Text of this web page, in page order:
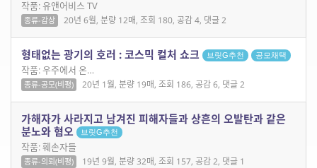
작품: 유앤어비스 TV
종류-감상 20년 6월, 분량 12매, 조회 180, 공감 4, 댓글 2
형태없는 광기의 호러 : 코스믹 컬처 쇼크 브릿G추천 공모채택
작품: 우주에서 온…
종류-공모(비평) 20년 1월, 분량 19매, 조회 186, 공감 6, 댓글 2
가해자가 사라지고 남겨진 피해자들과 상흔의 오발탄과 같은
분노와 혐오
브릿G추천
작품: 훼손자들
종류-의뢰(비평) 19년 9월, 분량 32매, 조회 157, 공감 2, 댓글 1